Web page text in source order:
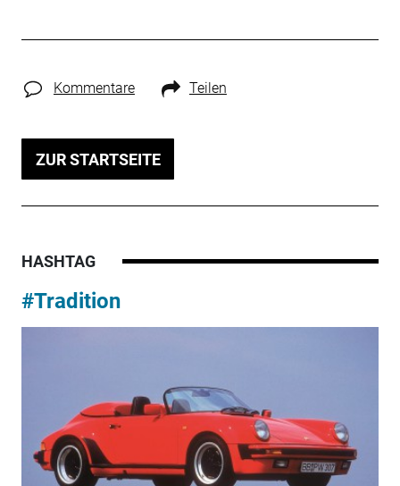
Kommentare Teilen
ZUR STARTSEITE
HASHTAG
#Tradition